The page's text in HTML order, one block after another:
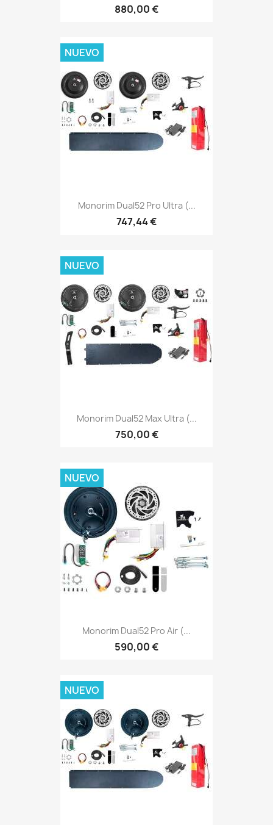
880,00 €
Monorim Dual52 Pro Ultra (...
747,44 €
NUEVO
Monorim Dual52 Max Ultra (...
750,00 €
NUEVO
Monorim Dual52 Pro Air (...
590,00 €
NUEVO
NUEVO